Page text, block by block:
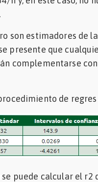
son estimadores de
presente que
complementarse
de
se puede calcular el r2